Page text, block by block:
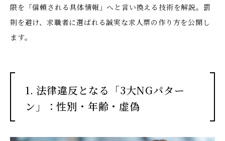
限を「信頼される具体情報」へと言い換える技術を解説。罰
則を避け、求職者に選ばれる誠実な求人票の作り方を公開し
ます。
1. 法律違反となる「3大NGパター
ン」：性別・年齢・虚偽